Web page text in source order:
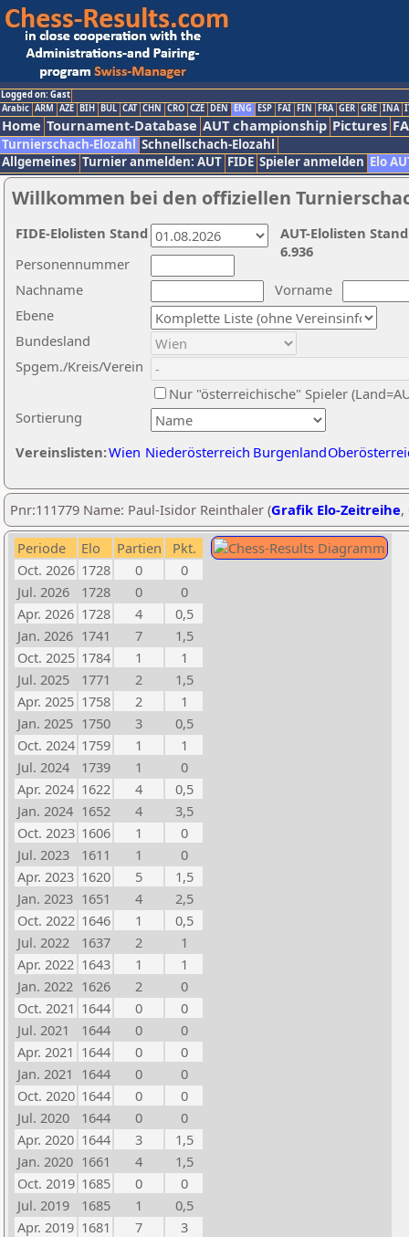
Logged on: Gast
Arabic ARM AZE BIH BUL CAT CHN CRO CZE DEN ENG ESP FAI FIN FRA GER GRE INA
Home Tournament-Database AUT championship Pictures
Turnierschach-Elozahl Schnellschach-Elozahl
Allgemeines Turnier anmelden: AUT FIDE Spieler anmelden Elo
Willkommen bei den offiziellen
Nachname
Vorname
Ebene
Sortierung
Personennummer
Bundesland
Spgem./Kreis/Verein
Nur "österreichische" Spieler
Vereinslisten:Wien Niederösterreich Burgenland
AUT-Elolisten
6.936
FIDE-Elolisten Stand
Pnr:111779 Name: Paul-Isidor Reinthaler (Grafik Elo-Zeitreihe,
Periode Elo Partien
Pkt.
Oct. 2026 1728 0
0
Jul. 2026
1728 0
0
Apr. 2026 1728 4
0,5
Jan. 2026 1741 7
1,5
Oct. 2025 1784 1
1
Jul. 2025
1771 2
1,5
Apr. 2025 1758 2
1
Jan. 2025 1750 3
0,5
Oct. 2024 1759 1
1
Jul. 2024
1739 1
0
Apr. 2024 1622 4
0,5
Jan. 2024 1652 4
3,5
Oct. 2023 1606 1
0
Jul. 2023
1611 1
0
Apr. 2023 1620 5
1,5
Jan. 2023 1651 4
2,5
Oct. 2022 1646 1
0,5
Jul. 2022
1637 2
1
Apr. 2022 1643 1
1
Jan. 2022 1626 2
0
Oct. 2021 1644 0
0
Jul. 2021
1644 0
0
Apr. 2021 1644 0
0
Jan. 2021 1644 0
0
Oct. 2020 1644 0
0
Jul. 2020
1644 0
0
Apr. 2020 1644 3
1,5
Jan. 2020 1661 4
1,5
Oct. 2019 1685 0
0
Jul. 2019
1685 1
0,5
Apr. 2019 1681 7
3